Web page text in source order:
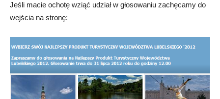
Jeśli macie ochotę wziąć udział w głosowaniu zachęcamy do
wejścia na stronę: